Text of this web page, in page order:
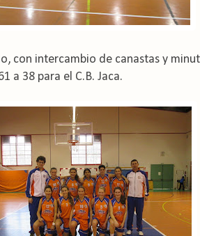
con intercambio de canastas y
a 38 para el C.B. Jaca.